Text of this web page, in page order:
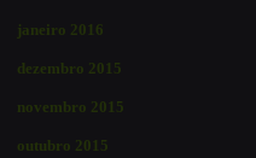
janeiro 2016
dezembro 2015
novembro 2015
outubro 2015